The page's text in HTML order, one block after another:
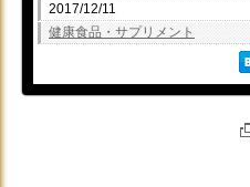
2017/12/11
健康食品・サプリメント